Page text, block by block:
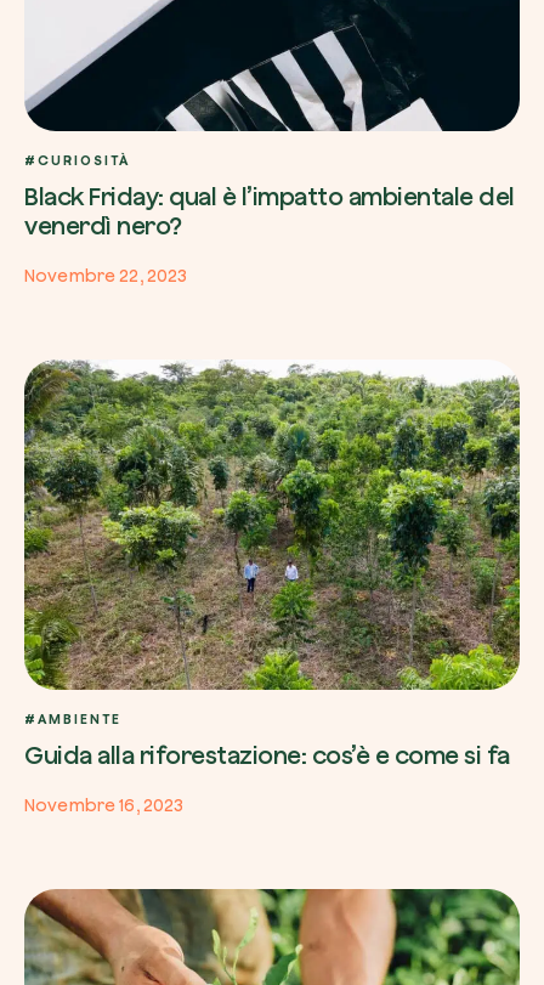
#CURIOSITÀ
Black Friday: qual è l’impatto ambientale del
venerdì nero?
Novembre 22, 2023
#AMBIENTE
Guida alla riforestazione: cos’è e come si fa
Novembre 16, 2023